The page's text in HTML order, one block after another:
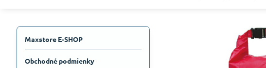
Maxstore E-SHOP
Obchodné podmienky